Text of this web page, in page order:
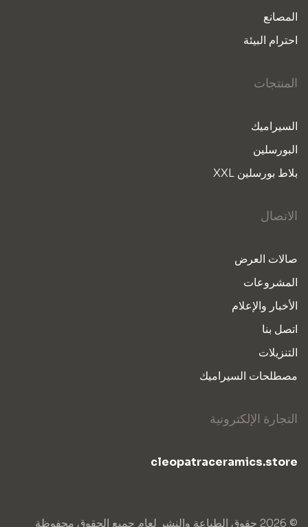
المصانع
احترام البيئة
المنتجات
السيراميك
البورسلين
بلاط بورسلين XXL
الاتصال
صالات العرض
المشروعات
الأخبار والإعلام
اتصل بنا
التنزيلات
مصطلحات السيراميك
التجارة الإلكترونية
cleopatraceramics.store
© 2026 حقوق الطباعة والنشر لعام جميع الحقوق محفوظة